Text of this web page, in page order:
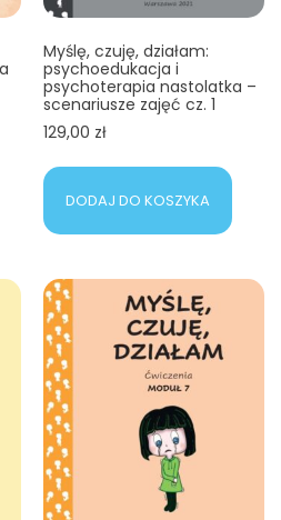
Myślę, czuję, działam:
psychoedukacja i
psychoterapia nastolatka –
scenariusze zajęć cz. 1
129,00 zł
DODAJ DO KOSZYKA